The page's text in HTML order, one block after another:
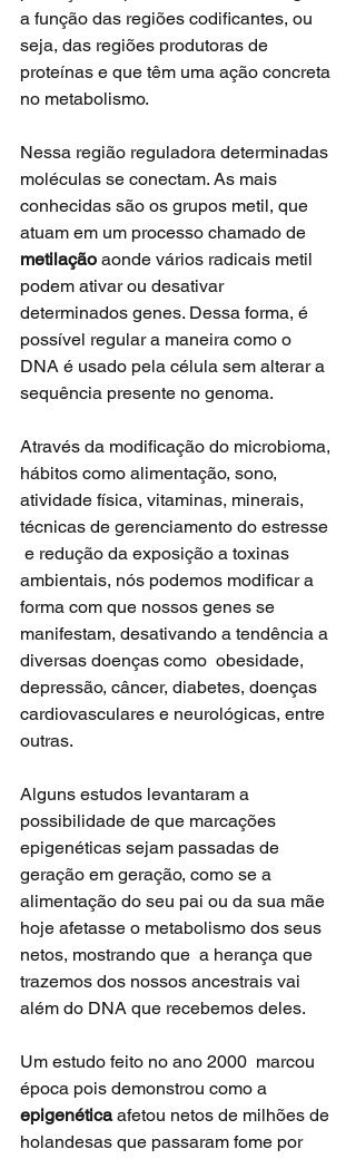
a função das regiões codificantes, ou
seja, das regiões produtoras de
proteínas e que têm uma ação concreta
no metabolismo.
Nessa região reguladora determinadas
moléculas se conectam. As mais
conhecidas são os grupos metil, que
atuam em um processo chamado de
metilação aonde vários radicais metil
podem ativar ou desativar
determinados genes. Dessa forma, é
possível regular a maneira como o
DNA é usado pela célula sem alterar a
sequência presente no genoma.
Através da modificação do microbioma,
hábitos como alimentação, sono,
atividade física, vitaminas, minerais,
técnicas de gerenciamento do estresse
e redução da exposição a toxinas
ambientais, nós podemos modificar a
forma com que nossos genes se
manifestam, desativando a tendência a
diversas doenças como  obesidade,
depressão, câncer, diabetes, doenças
cardiovasculares e neurológicas, entre
outras.
Alguns estudos levantaram a
possibilidade de que marcações
epigenéticas sejam passadas de
geração em geração, como se a
alimentação do seu pai ou da sua mãe
hoje afetasse o metabolismo dos seus
netos, mostrando que  a herança que
trazemos dos nossos ancestrais vai
além do DNA que recebemos deles.
Um estudo feito no ano 2000  marcou
época pois demonstrou como a
epigenética afetou netos de milhões de
holandesas que passaram fome por